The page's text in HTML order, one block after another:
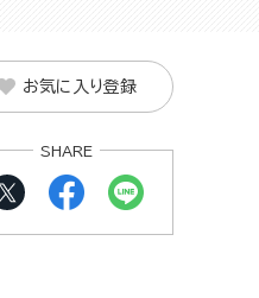
お気に入り登録
SHARE